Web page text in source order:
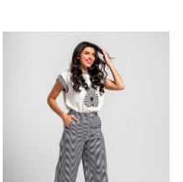
LEER MÁS